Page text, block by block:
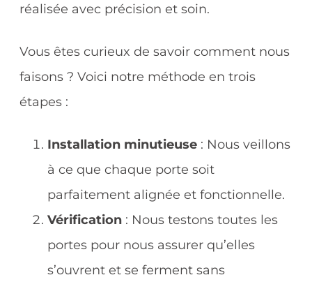
réalisée avec précision et soin.
Vous êtes curieux de savoir comment nous
faisons ? Voici notre méthode en trois
étapes :
Installation minutieuse : Nous veillons
à ce que chaque porte soit
parfaitement alignée et fonctionnelle.
Vérification : Nous testons toutes les
portes pour nous assurer qu’elles
s’ouvrent et se ferment sans